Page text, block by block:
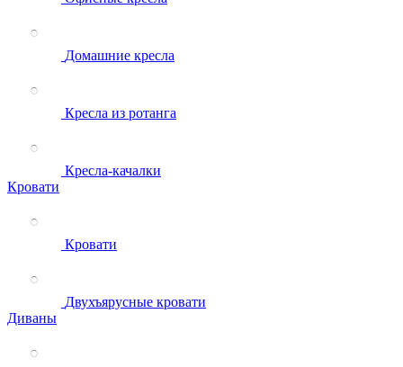
Домашние кресла
Кресла из ротанга
Кресла-качалки
Кровати
Кровати
Двухъярусные кровати
Диваны